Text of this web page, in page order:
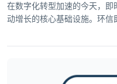
在数字化转型加速的今天，
动增长的核心基础设施。环信
疗、教育等多领域需求，为
登